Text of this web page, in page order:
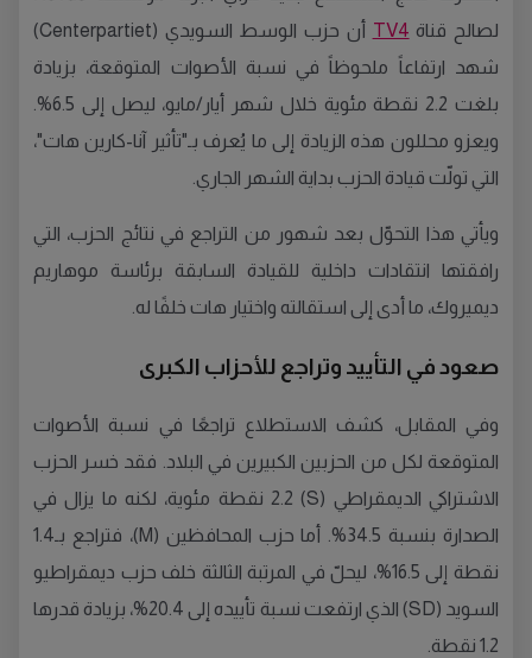
لصالح قناة TV4
أن حزب الوسط السويدي (Centerpartiet)
شهد ارتفاعاً ملحوظاً في نسبة الأصوات المتوقعة، بزيادة
بلغت 2.2 نقطة مئوية خلال شهر أيار/مايو، ليصل إلى 6.5%.
ويعزو محللون هذه الزيادة إلى ما يُعرف بـ"تأثير آنا-كارين هات"،
التي تولّت قيادة الحزب بداية الشهر الجاري.
ويأتي هذا التحوّل بعد شهور من التراجع في نتائج الحزب، التي
رافقتها انتقادات داخلية للقيادة السابقة برئاسة موهاريم
ديميروك، ما أدى إلى استقالته واختيار هات خلفًا له.
صعود في التأييد وتراجع للأحزاب الكبرى
وفي المقابل، كشف الاستطلاع تراجعًا في نسبة الأصوات
المتوقعة لكل من الحزبين الكبيرين في البلاد. فقد خسر الحزب
الاشتراكي الديمقراطي (S) 2.2 نقطة مئوية، لكنه ما يزال في
الصدارة بنسبة 34.5%. أما حزب المحافظين (M)، فتراجع بـ1.4
نقطة إلى 16.5%، ليحلّ في المرتبة الثالثة خلف حزب ديمقراطيو
السويد (SD) الذي ارتفعت نسبة تأييده إلى 20.4%، بزيادة قدرها
1.2 نقطة.